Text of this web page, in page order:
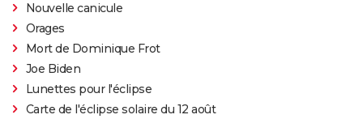
Nouvelle canicule
Orages
Mort de Dominique Frot
Joe Biden
Lunettes pour l'éclipse
Carte de l'éclipse solaire du 12 août